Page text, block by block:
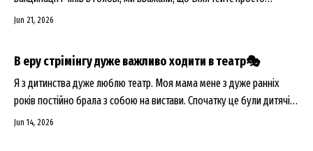
найбагатша людина світу в якої є чого повчитись😂 Саме тоді на
Jun 21, 2026
В еру стрімінгу дуже важливо ходити в театр🎭
Я з дитинства дуже люблю театр. Моя мама мене з дуже ранніх
років постійно брала з собою на вистави. Спочатку це були дитячі
вистави, але потім вона мене вже брала абсолютно всюди. Якщо ми
Jun 14, 2026